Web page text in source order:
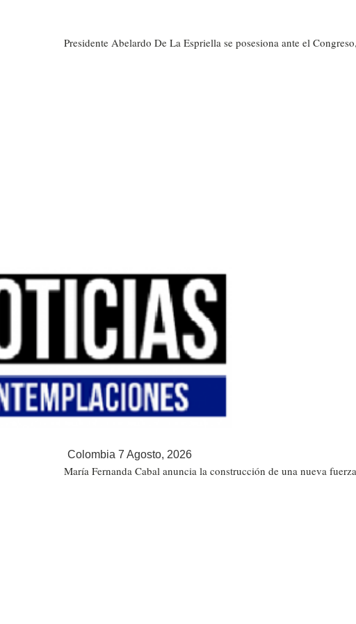
Presidente Abelardo De La Espriella se posesiona ante el
Colombia 7 Agosto, 2026
María Fernanda Cabal anuncia la construcción de una nueva